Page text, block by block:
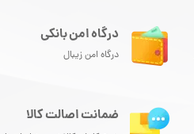
درگاه امن بانکی
درگاه امن زیبال
ضمانت اصالت کالا